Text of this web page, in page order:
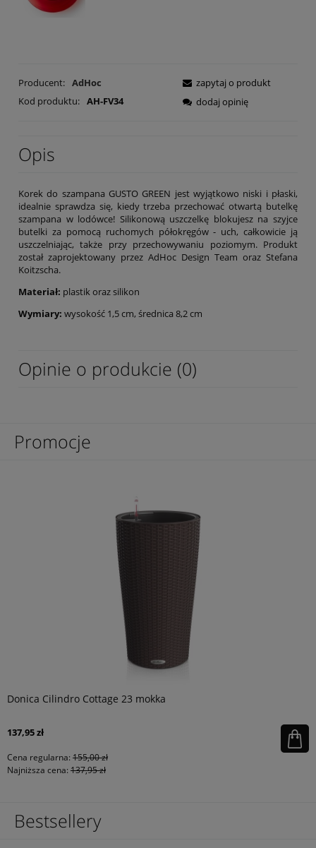
Producent: AdHoc
Kod produktu: AH-FV34
zapytaj o produkt
dodaj opinię
Opis
Korek do szampana GUSTO GREEN jest wyjątkowo niski i płaski,
idealnie sprawdza się, kiedy trzeba przechować otwartą butelkę
szampana w lodówce! Silikonową uszczelkę blokujesz na szyjce
butelki za pomocą ruchomych półokręgów - uch, całkowicie ją
uszczelniając, także przy przechowywaniu poziomym. Produkt
został zaprojektowany przez AdHoc Design Team oraz Stefana
Koitzscha.
Materiał: plastik oraz silikon
Wymiary: wysokość 1,5 cm, średnica 8,2 cm
Opinie o produkcie (0)
Promocje
Donica Cilindro Cottage 23 mokka
137,95 zł
Cena regularna: 155,00 zł
Najniższa cena: 137,95 zł
Bestsellery